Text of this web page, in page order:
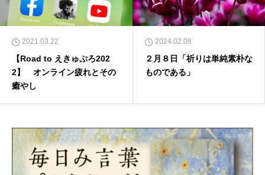
2021.03.22
【Road to えきゅぷろ202
2】 オンライン疲れとその
癒やし
2024.02.08
２月８日「祈りは単純素朴な
ものである」